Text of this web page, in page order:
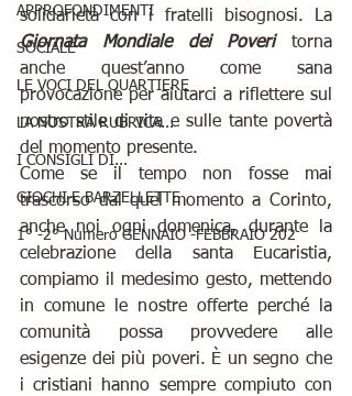
APPROFONDIMENTI
SOCIALE
LE VOCI DEL QUARTIERE
LA NOSTRA RUBRICA...
I CONSIGLI DI...
GIOCHI E BARZELLETTE
1° -2° Numero GENNAIO -FEBBRAIO 202
Giornata Mondiale dei Poveri torna
anche quest’anno come sana
provocazione per aiutarci a riflettere sul
nostro stile di vita e sulle tante povertà
del momento presente.
Come se il tempo non fosse mai
trascorso dal quel momento a Corinto,
anche noi ogni domenica, durante la
celebrazione della santa Eucaristia,
compiamo il medesimo gesto, mettendo
in comune le nostre offerte perché la
comunità possa provvedere alle
esigenze dei più poveri. È un segno che
i cristiani hanno sempre compiuto con